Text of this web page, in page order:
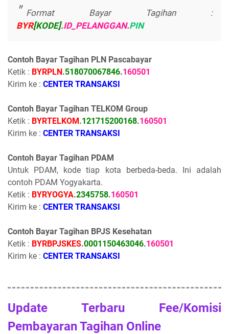
Format Bayar Tagihan :
BYR[KODE].ID_PELANGGAN.PIN
Contoh Bayar Tagihan PLN Pascabayar
Ketik : BYRPLN.518070067846.160501
Kirim ke : CENTER TRANSAKSI
Contoh Bayar Tagihan TELKOM Group
Ketik : BYRTELKOM.121715200168.160501
Kirim ke : CENTER TRANSAKSI
Contoh Bayar Tagihan PDAM
Untuk PDAM, kode tiap kota berbeda-beda. Ini adalah
contoh PDAM Yogyakarta.
Ketik : BYRYOGYA.2345758.160501
Kirim ke : CENTER TRANSAKSI
Contoh Bayar Tagihan BPJS Kesehatan
Ketik : BYRBPJSKES.0001150463046.160501
Kirim ke : CENTER TRANSAKSI
Update Terbaru Fee/Komisi
Pembayaran Tagihan Online